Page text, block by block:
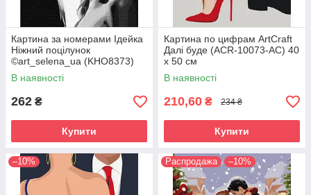
Картина за номерами Ідейка
Ніжний поцілунок
©art_selena_ua (KHO8373)
40 х 50 см
В наявності
262 ₴
Купити
Картина по цифрам ArtCraft
Далі буде (ACR-10073-AC) 40
х 50 см
В наявності
210,60 ₴ 234 ₴
Купити
–10% Распродажа –10%